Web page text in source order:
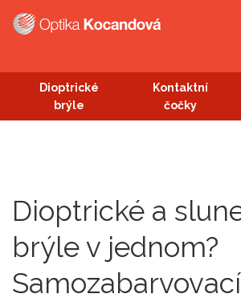
Dioptrické
brýle
Kontaktní
čočky
Dioptrické a
brýle v jednom?